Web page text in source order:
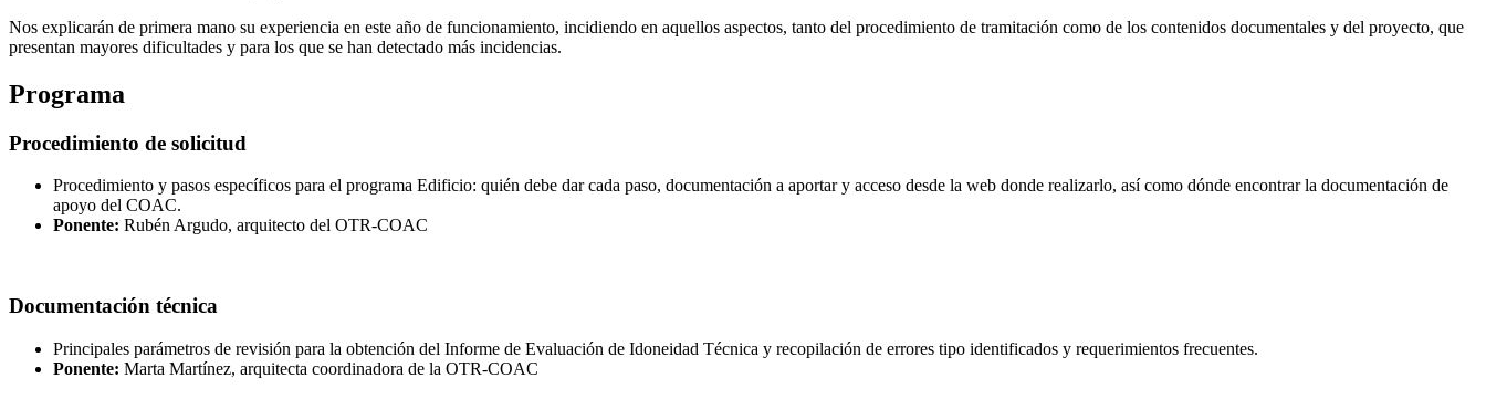
Nos explicarán de primera mano su experiencia en este año de funcionamiento, incidiendo en aquellos aspectos, tanto del procedimiento de tramitación como de los contenidos documentales y del proyecto, que
presentan mayores dificultades y para los que se han detectado más incidencias.
Programa
Procedimiento de solicitud
Procedimiento y pasos específicos para el programa Edificio: quién debe dar cada paso, documentación a aportar y acceso desde la web donde realizarlo, así como dónde encontrar la documentación de
apoyo del COAC.
Ponente: Rubén Argudo, arquitecto del OTR-COAC
Documentación técnica
Principales parámetros de revisión para la obtención del Informe de Evaluación de Idoneidad Técnica y recopilación de errores tipo identificados y requerimientos frecuentes.
Ponente: Marta Martínez, arquitecta coordinadora de la OTR-COAC